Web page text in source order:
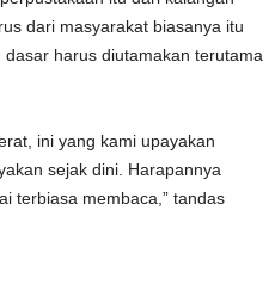
dari masyarakat biasanya itu
harus diutamakan terutama
ini yang kami upayakan
sejak dini. Harapannya
terbiasa membaca,” tandas